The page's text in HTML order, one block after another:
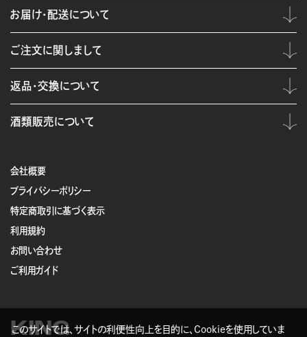
会社概要
プライバシーポリシー
特定商取引に基づく表示
利用規約
お問い合わせ
ご利用ガイド
KING
お届け・配送について
ご注文に関しまして
返品・交換について
酒類販売について
このサイトでは、サイトの利便性向上を目的に、Cookieを使用していま